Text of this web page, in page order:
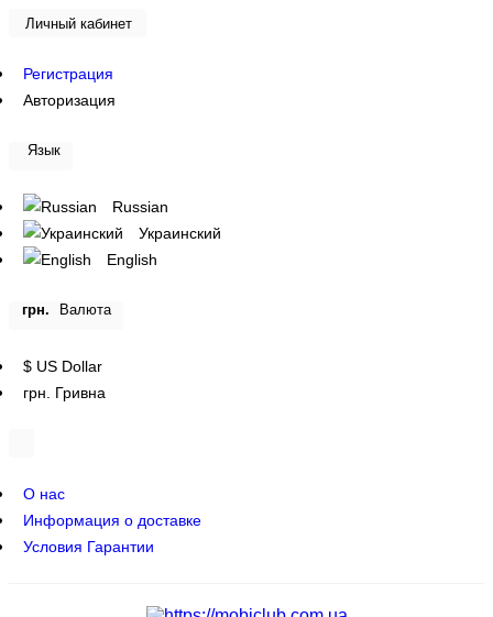
Личный кабинет
Регистрация
Авторизация
Язык
Russian
Украинский
English
грн. Валюта
$ US Dollar
грн. Гривна
О нас
Информация о доставке
Условия Гарантии